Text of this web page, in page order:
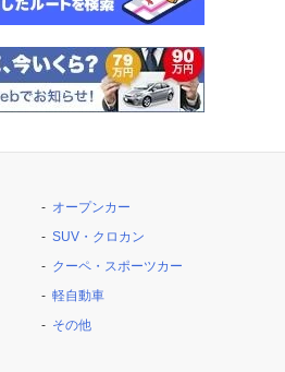
オープンカー
SUV・クロカン
クーペ・スポーツカー
軽自動車
その他